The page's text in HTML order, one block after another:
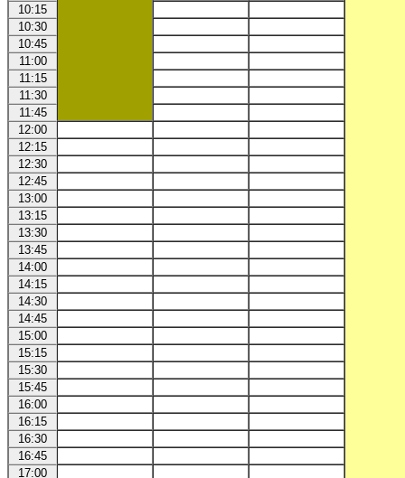
10:15
10:30
10:45
11:00
11:15
11:30
11:45
12:00
12:15
12:30
12:45
13:00
13:15
13:30
13:45
14:00
14:15
14:30
14:45
15:00
15:15
15:30
15:45
16:00
16:15
16:30
16:45
17:00